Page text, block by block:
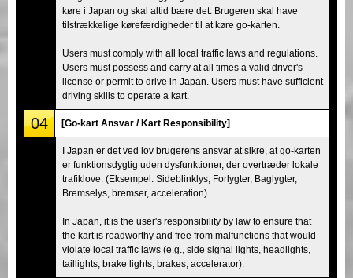
køre i Japan og skal altid bære det. Brugeren skal have
tilstrækkelige kørefærdigheder til at køre go-karten.
Users must comply with all local traffic laws and regulations.
Users must possess and carry at all times a valid driver's
license or permit to drive in Japan. Users must have sufficient
driving skills to operate a kart.
04 [Go-kart Ansvar / Kart Responsibility]
I Japan er det ved lov brugerens ansvar at sikre, at go-karten
er funktionsdygtig uden dysfunktioner, der overtræder lokale
trafiklove. (Eksempel: Sideblinklys, Forlygter, Baglygter,
Bremselys, bremser, acceleration)
In Japan, it is the user's responsibility by law to ensure that
the kart is roadworthy and free from malfunctions that would
violate local traffic laws (e.g., side signal lights, headlights,
taillights, brake lights, brakes, accelerator).